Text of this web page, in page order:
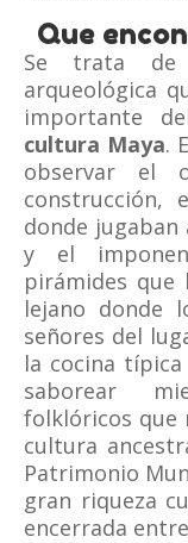
Que
Se trata de
arqueológica
importante
cultura Maya.
observar el
construcción,
donde
y el
pirámides
lejano donde
señores del
la cocina
saborear
folklóricos que
cultura
Patrimonio
gran riqueza
encerrada